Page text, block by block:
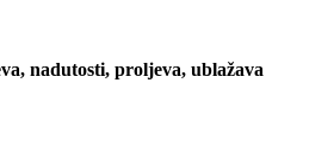
nadutosti, proljeva, ublažava